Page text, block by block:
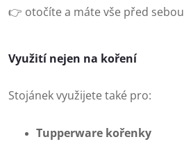
👉 otočíte a máte vše před sebou
Využití nejen na koření
Stojánek využijete také pro:
Tupperware kořenky